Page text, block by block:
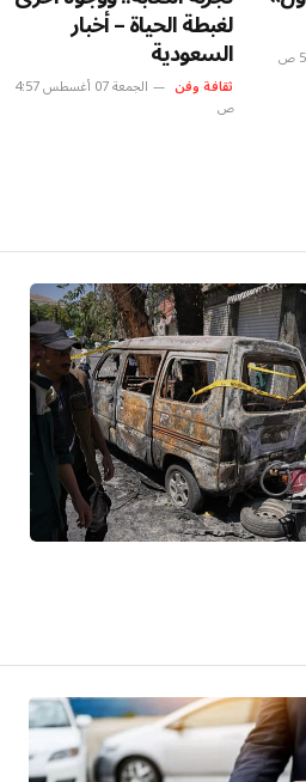
لغبطة الحياة – أخبار
السعودية
ثقافة وفن الجمعة 07 أغسطس 4:57
ص